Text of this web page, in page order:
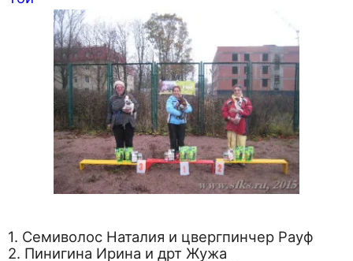
1. Семиволос Наталия и цвергпинчер Рауф
2. Пинигина Ирина и дрт Жужа